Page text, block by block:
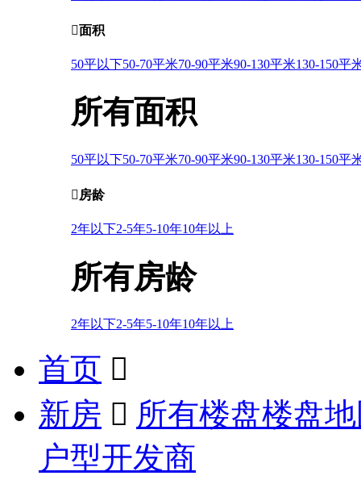
面积
50平以下50-70平米70-90平米90-130平米130-150平
所有面积
50平以下50-70平米70-90平米90-130平米130-150平
 房龄
2年以下2-5年5-10年10年以上
所有房龄
2年以下2-5年5-10年10年以上
首页 
新房  所有楼盘楼盘
户型开发商